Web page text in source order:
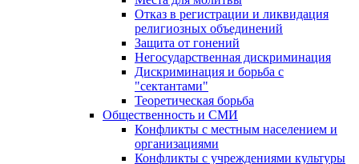
Отказ в регистрации и ликвидация
религиозных объединений
Защита от гонений
Негосударственная дискриминация
Дискриминация и борьба с
"сектантами"
Теоретическая борьба
Общественность и СМИ
Конфликты с местным населением и
организациями
Конфликты с учреждениями культуры